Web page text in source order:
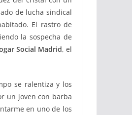
de lucha sindical
El rastro de
la sospecha de
Social Madrid, el
se ralentiza y los
un joven con barba
en uno de los